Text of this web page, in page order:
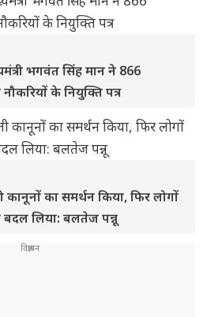
भगवंत सिंह मान ने 866
के नियुक्ति पत्र
का समर्थन किया, फिर लोगों
लिया: बलतेज पन्नू